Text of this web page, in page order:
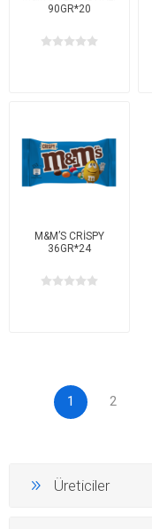
90GR*20
M&M’S CRİSPY
36GR*24
1 2
Üreticiler